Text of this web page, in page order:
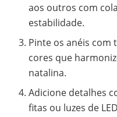
aos outros com
estabilidade.
Pinte os anéis com
cores que
natalina.
Adicione detalhes
fitas ou luzes de